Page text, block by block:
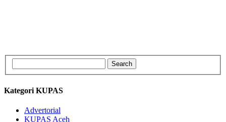
Kategori KUPAS
Advertorial
KUPAS Aceh